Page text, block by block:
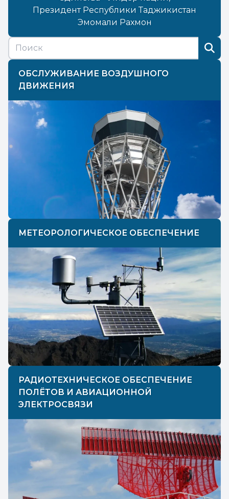
Президент Республики Таджикистан
Эмомали Рахмон
ОБСЛУЖИВАНИЕ ВОЗДУШНОГО
ДВИЖЕНИЯ
МЕТЕОРОЛОГИЧЕСКОЕ ОБЕСПЕЧЕНИЕ
РАДИОТЕХНИЧЕСКОЕ ОБЕСПЕЧЕНИЕ
ПОЛЁТОВ И АВИАЦИОННОЙ
ЭЛЕКТРОСВЯЗИ